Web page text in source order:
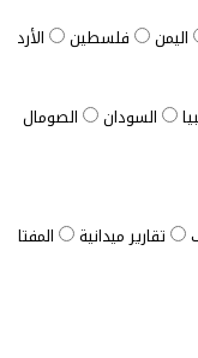
اليمن فلسطين
الأردن
السودان الصومال
تقارير ميدانية